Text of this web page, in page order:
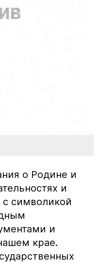
о Родине и
и
с символикой
и
крае.